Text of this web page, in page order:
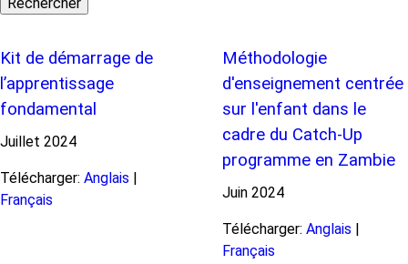
Kit de démarrage de
l’apprentissage
fondamental
Juillet 2024
Télécharger: Anglais |
Français
Méthodologie
d'enseignement centrée
sur l'enfant dans le
cadre du Catch-Up
programme en Zambie
Juin 2024
Télécharger: Anglais |
Français